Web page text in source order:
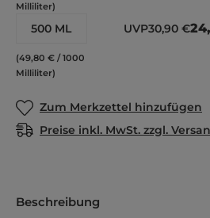
Milliliter)
500 ML
(49,80 € / 1000
Milliliter)
UVP30,90 €
Zum Merkzettel hinzufügen
Preise inkl. MwSt. zzgl.
Beschreibung